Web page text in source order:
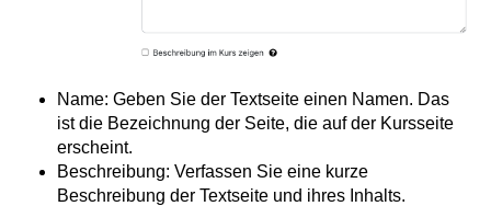
Name: Geben Sie der Textseite einen Namen. Das
ist die Bezeichnung der Seite, die auf der Kursseite
erscheint.
Beschreibung: Verfassen Sie eine kurze
Beschreibung der Textseite und ihres Inhalts.